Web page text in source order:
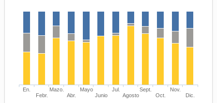
En.
Febr.
Mazo.
Abr.
Mayo
Junio
Jul.
Agosto
Sept.
Oct.
Nov.
Dic.